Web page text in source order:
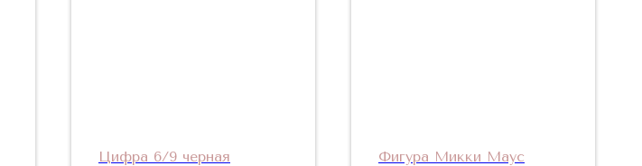
Цифра 6/9 черная
Фигура Микки Маус